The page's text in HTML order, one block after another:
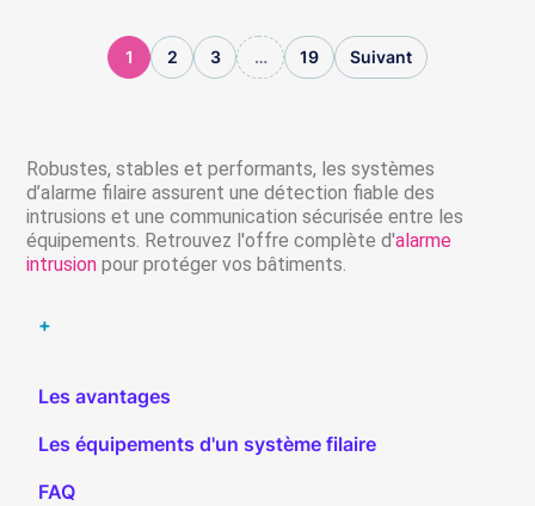
1 2 3 … 19 Suivant
Robustes, stables et performants, les systèmes
d’alarme filaire assurent une détection fiable des
intrusions et une communication sécurisée entre les
équipements. Retrouvez l'offre complète d'alarme
intrusion pour protéger vos bâtiments.
+
Les avantages
Les équipements d'un système filaire
FAQ